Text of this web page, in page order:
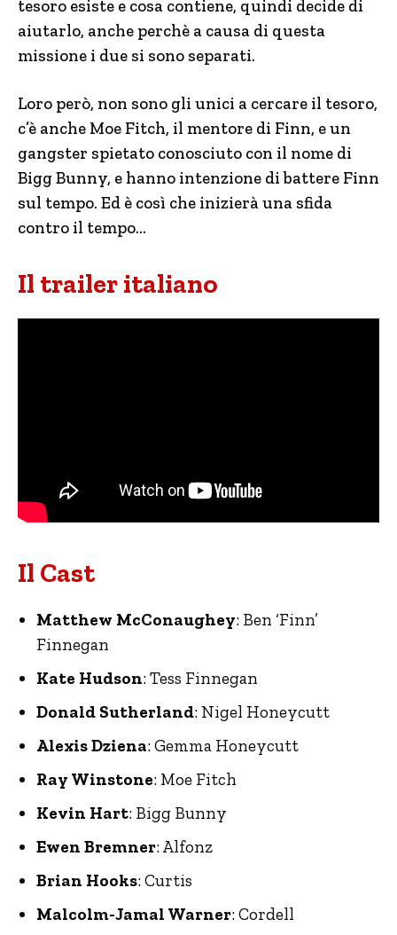
tesoro esiste e cosa contiene, quindi decide di
aiutarlo, anche perchè a causa di questa
missione i due si sono separati.
Loro però, non sono gli unici a cercare il tesoro,
c’è anche Moe Fitch, il mentore di Finn, e un
gangster spietato conosciuto con il nome di
Bigg Bunny, e hanno intenzione di battere Finn
sul tempo. Ed è così che inizierà una sfida
contro il tempo…
Il trailer italiano
Il Cast
Matthew McConaughey: Ben ‘Finn’
Finnegan
Kate Hudson: Tess Finnegan
Donald Sutherland: Nigel Honeycutt
Alexis Dziena: Gemma Honeycutt
Ray Winstone: Moe Fitch
Kevin Hart: Bigg Bunny
Ewen Bremner: Alfonz
Brian Hooks: Curtis
Malcolm-Jamal Warner: Cordell